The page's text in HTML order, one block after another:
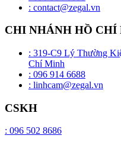
: contact@zegal.vn
CHI NHÁNH HỒ CHÍ
: 319-C9 Lý Thường
Chí Minh
: 096 914 6688
: linhcam@zegal.vn
CSKH
: 096 502 8686